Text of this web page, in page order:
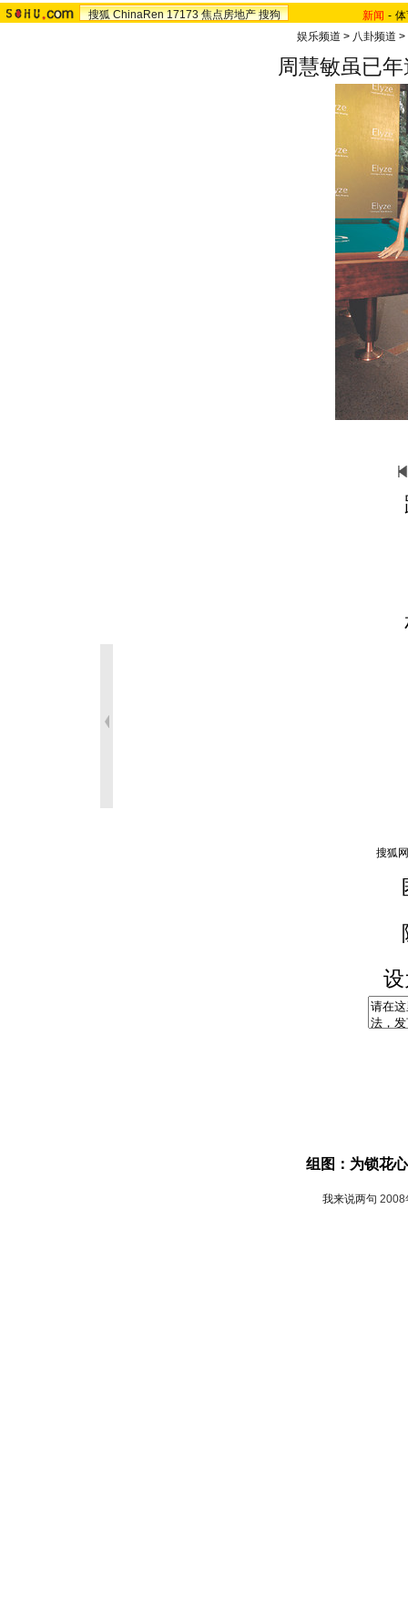
搜狐 ChinaRen 17173 焦点房地产 搜狗 新闻 -
娱乐频道 > 八卦频道 >
周慧敏虽已
组图：为锁花
我来说两句 2008